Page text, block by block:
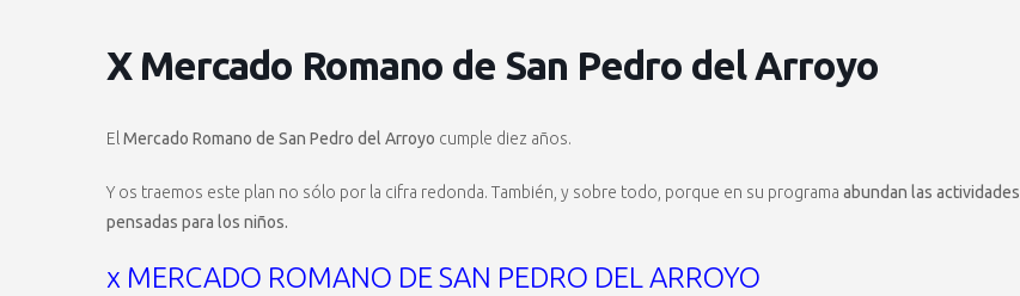
X Mercado Romano de San Pedro del Arroyo
El Mercado Romano de San Pedro del Arroyo cumple diez años.
Y os traemos este plan no sólo por la cifra redonda. También, y sobre todo, porque en su programa abundan las actividades
pensadas para los niños.
x MERCADO ROMANO DE SAN PEDRO DEL ARROYO